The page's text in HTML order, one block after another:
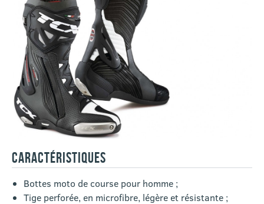
CARACTÉRISTIQUES
Bottes moto de course pour homme ;
Tige perforée, en microfibre, légère et résistante ;